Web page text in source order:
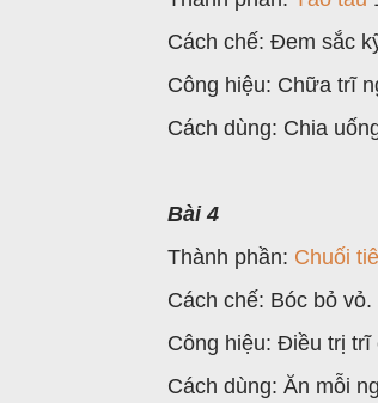
Cách chế: Đem sắc
Công hiệu: Chữa trĩ
Cách dùng: Chia
Bài 4
Thành phần: Chuối
Cách chế: Bóc bỏ vỏ.
Công hiệu: Điều trị trĩ
Cách dùng: Ăn mỗi